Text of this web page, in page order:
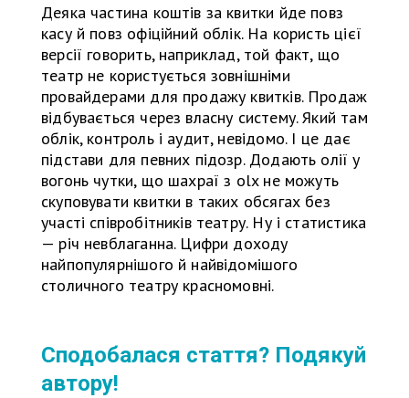
Деяка частина коштів за квитки йде повз
касу й повз офіційний облік. На користь цієї
версії говорить, наприклад, той факт, що
театр не користується зовнішніми
провайдерами для продажу квитків. Продаж
відбувається через власну систему. Який там
облік, контроль і аудит, невідомо. І це дає
підстави для певних підозр. Додають олії у
вогонь чутки, що шахраї з olx не можуть
скуповувати квитки в таких обсягах без
участі співробітників театру. Ну і статистика
— річ невблаганна. Цифри доходу
найпопулярнішого й найвідомішого
столичного театру красномовні.
Сподобалася стаття? Подякуй
автору!